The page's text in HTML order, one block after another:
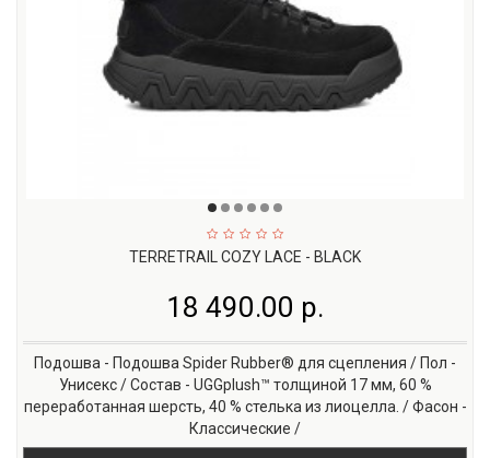
TERRETRAIL COZY LACE - BLACK
18 490.00 р.
Подошва - Подошва Spider Rubber® для сцепления / Пол -
Унисекс / Состав - UGGplush™ толщиной 17 мм, 60 %
переработанная шерсть, 40 % стелька из лиоцелла. / Фасон -
Классические /